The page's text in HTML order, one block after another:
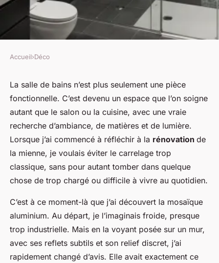
Pourquoi j’ai craqué pour la
mosaïque aluminium dans ma
salle de bain ?
Camil•26/06/2026 09:00•9 min de lecture
Accueil›Déco
La salle de bains n’est plus seulement une pièce
fonctionnelle. C’est devenu un espace que l’on soigne
autant que le salon ou la cuisine, avec une vraie
recherche d’ambiance, de matières et de lumière.
Lorsque j’ai commencé à réfléchir à la rénovation de
la mienne, je voulais éviter le carrelage trop
classique, sans pour autant tomber dans quelque
chose de trop chargé ou difficile à vivre au quotidien.
C’est à ce moment-là que j’ai découvert la mosaïque
aluminium. Au départ, je l’imaginais froide, presque
trop industrielle. Mais en la voyant posée sur un mur,
avec ses reflets subtils et son relief discret, j’ai
rapidement changé d’avis. Elle avait exactement ce